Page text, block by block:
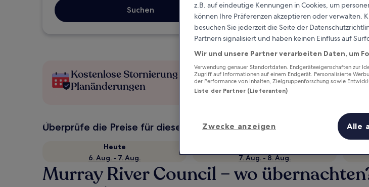
Suchen
Kostenlose Stornierung bei
Planänderungen
Verdiene Prämien für
wahrgenommene
Überprüfe die Preise für diese Daten
Heute
6. Aug. - 7. Aug.
7. Aug. - 8. Aug.
Murray River Council – wo
z.B. auf eindeutige Kennungen in Cookies, um
können Ihre Präferenzen akzeptieren oder verwalten.
besuchen Sie jederzeit die Seite der
Partnern signalisiert und haben keinen Einfluss auf
Wir und unsere Partner verarbeiten Daten, um
Verwendung genauer Standortdaten. Endgeräteeigenschaften zur
Zugriff auf Informationen auf einem Endgerät. Personalisierte
der Performance von Inhalten, Zielgruppenforschung sowie
Liste der Partner (Lieferanten)
Zwecke anzeigen Alle